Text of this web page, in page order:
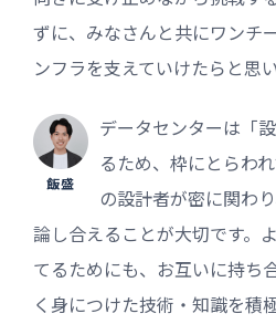
ずに、みなさんと共にワンチ
ンフラを支えていけたらと思い
飯盛
データセンターは「
るため、枠にとらわ
の設計者が密に関わ
論し合えることが大切です。
てるためにも、お互いに持ち
く身につけた技術・知識を積